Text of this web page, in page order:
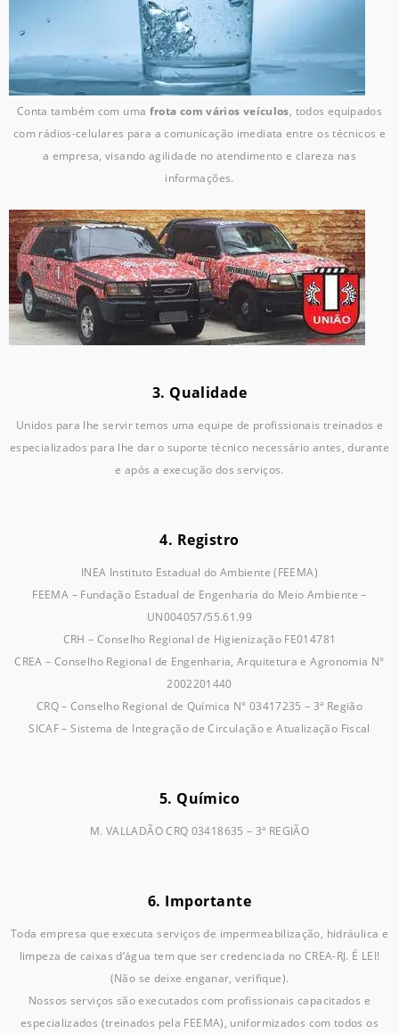
Conta também com uma frota com vários veículos, todos equipados
com rádios-celulares para a comunicação imediata entre os técnicos e
a empresa, visando agilidade no atendimento e clareza nas
informações.
3. Qualidade
Unidos para lhe servir temos uma equipe de profissionais treinados e
especializados para lhe dar o suporte técnico necessário antes, durante
e após a execução dos serviços.
4. Registro
INEA Instituto Estadual do Ambiente (FEEMA)
FEEMA – Fundação Estadual de Engenharia do Meio Ambiente –
UN004057/55.61.99
CRH – Conselho Regional de Higienização FE014781
CREA – Conselho Regional de Engenharia, Arquitetura e Agronomia N°
2002201440
CRQ – Conselho Regional de Química N° 03417235 – 3ª Região
SICAF – Sistema de Integração de Circulação e Atualização Fiscal
5. Químico
M. VALLADÃO CRQ 03418635 – 3ª REGIÃO
6. Importante
Toda empresa que executa serviços de impermeabilização, hidráulica e
limpeza de caixas d’água tem que ser credenciada no CREA-RJ. É LEI!
(Não se deixe enganar, verifique).
Nossos serviços são executados com profissionais capacitados e
especializados (treinados pela FEEMA), uniformizados com todos os